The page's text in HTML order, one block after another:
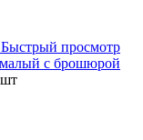
Быстрый просмотр
с брошюрой